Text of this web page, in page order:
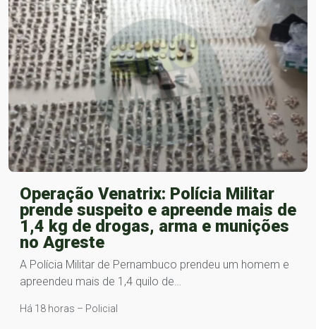
Operação Venatrix: Polícia Militar
prende suspeito e apreende mais de
1,4 kg de drogas, arma e munições
no Agreste
A Polícia Militar de Pernambuco prendeu um homem e
apreendeu mais de 1,4 quilo de…
Há 18 horas – Policial